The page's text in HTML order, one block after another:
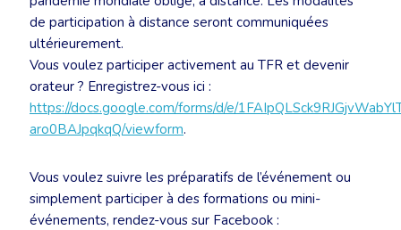
de participation à distance seront communiquées
ultérieurement.
Vous voulez participer activement au TFR et devenir
orateur ? Enregistrez-vous ici :
https://docs.google.com/forms/d/e/
aro0BAJpqkqQ/viewform.
Vous voulez suivre les préparatifs de l’événement ou
simplement participer à des formations ou mini-
événements, rendez-vous sur Facebook :